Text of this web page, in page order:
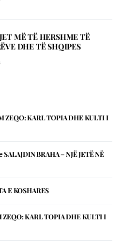
MË TË HERSHME TË
DHE TË SHQIPES
ZEQO: KARL TOPIA DHE KULTI I
SALAJDIN BRAHA – NJЁ JETЁ NЁ
E KOSHARES
KARL TOPIA DHE KULTI I